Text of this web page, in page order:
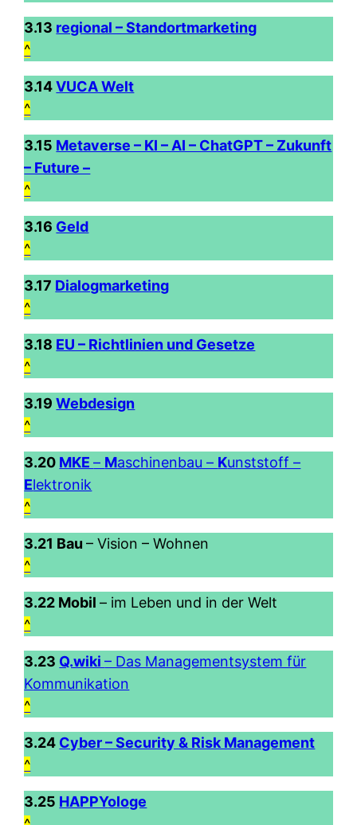
3.13 regional – Standortmarketing
^
3.14VUCA Welt
^
3.15 Metaverse – KI – AI – ChatGPT – Zukunft
– Future –
^
3.16 Geld
^
3.17 Dialogmarketing
^
3.18 EU – Richtlinien und Gesetze
^
3.19Webdesign
^
3.20 MKE– Maschinenbau – Kunststoff –
Elektronik
^
3.21 Bau– Vision – Wohnen
^
3.22 Mobil– im Leben und in der Welt
^
3.23 Q.wiki– Das Managementsystem für
Kommunikation
^
3.24 Cyber – Security & Risk Management
^
3.25 HAPPYologe